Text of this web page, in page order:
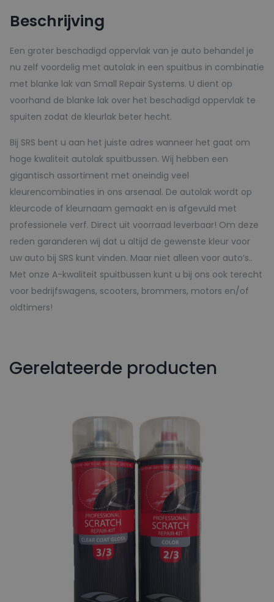
aantal
Beschrijving
Een groter beschadigd oppervlak van je auto behandel je
nu zelf voordelig met autolak in een spuitbus in combinatie
met blanke lak van Small Repair Systems. U dient op
voorhand de blanke lak over het beschadigd oppervlak te
spuiten zodat de kleurlak beter hecht.
Bij SRS bent u aan het juiste adres wanneer het gaat om
hoge kwaliteit autolak spuitbussen. Wij hebben een
gigantisch assortiment met oneindig veel
kleurencombinaties in ons arsenaal. De autolak wordt op
kleurcode of kleurnaam gemaakt en is afgevuld met
professionele verf. Direct uit voorraad leverbaar! Om deze
reden garanderen wij dat u altijd de gewenste kleur voor
uw auto bij SRS kunt vinden. Maar niet alleen voor auto’s..
Met onze A-kwaliteit spuitbussen kunt u bij ons ook terecht
voor bedrijfswagens, scooters, brommers, motors en/of
oldtimers!
Gerelateerde producten